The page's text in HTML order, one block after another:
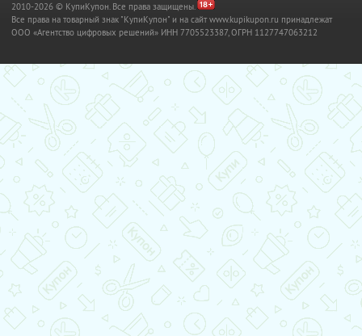
2010-2026 © КупиКупон. Все права защищены.
Все права на товарный знак "КупиКупон" и на сайт www.kupikupon.ru принадлежат
OOO «Агентство цифровых решений» ИНН 7705523387, ОГРН 1127747063212